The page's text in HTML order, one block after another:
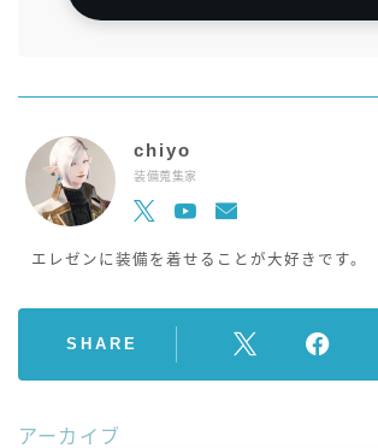
chiyo
装備蒐集家
エレゼンに装備を着せることが大好きです。
SHARE
アーカイブ